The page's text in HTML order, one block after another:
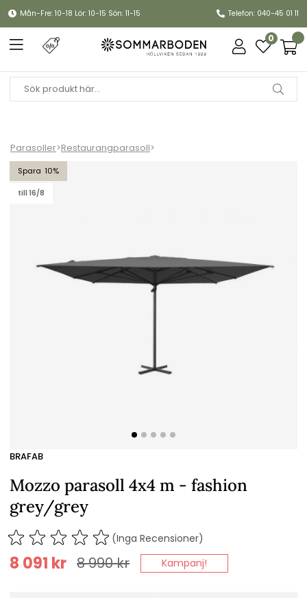
Mån-Fre: 10-18 Lör: 10-15 Sön: 11-15 Telefon: 040-45 01 11
0
Parasoller>Restaurangparasoll>
10
till 16/8
Mozzo parasoll 4x4 m - fashion grey/grey
BRAFAB
Mozzo parasoll 4x4 m - fashion
grey/grey
(Inga Recensioner)
8 990kr
8 091 kr Kampanj!